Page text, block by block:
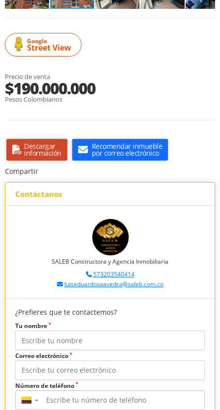
Google
Street View
Precio de venta
$190.000.000
Pesos Colombianos
Descargar
información
Recomendar inmueble
por correo electrónico
Compartir
Contáctanos
SALEB Constructora y Agencia Inmobiliaria
573203540414
luiseduardosaavedra@saleb.com.co
¿Prefieres que te contactemos?
Tu nombre *
Correo electrónico *
Número de teléfono *
▼